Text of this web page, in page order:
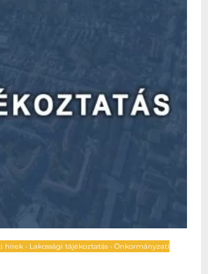
hírek • Lakossági tájékoztatás • Önkormányzati